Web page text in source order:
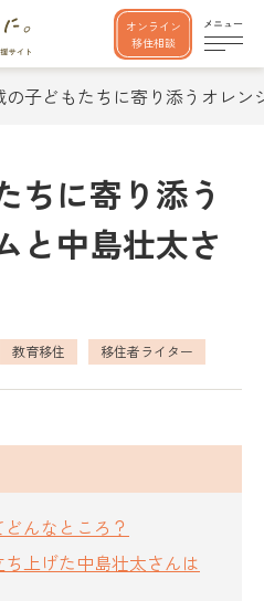
オンライン
移住相談
の子どもたちに寄り添うオレ
ちに寄り添う
と中島壮太さ
教育移住 移住者ライター
んなところ？
上げた中島壮太さんは